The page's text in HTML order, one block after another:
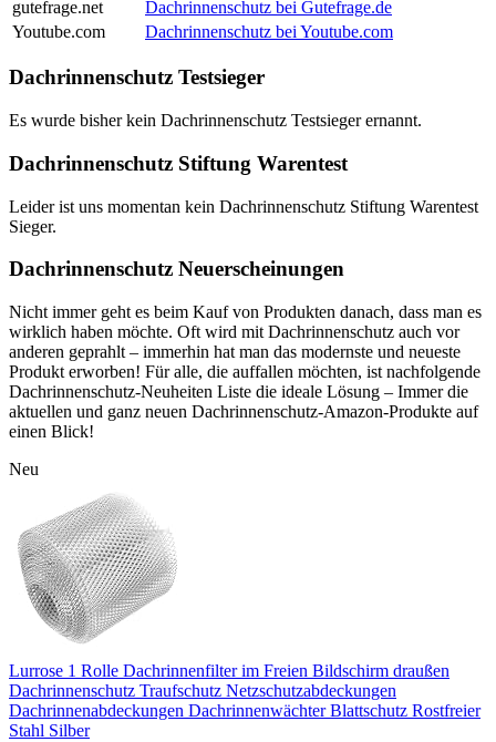
gutefrage.net
Dachrinnenschutz bei Gutefrage.de
Youtube.com
Dachrinnenschutz bei Youtube.com
Dachrinnenschutz Testsieger
Es wurde bisher kein Dachrinnenschutz Testsieger ernannt.
Dachrinnenschutz Stiftung Warentest
Leider ist uns momentan kein Dachrinnenschutz Stiftung Warentest
Sieger.
Dachrinnenschutz Neuerscheinungen
Nicht immer geht es beim Kauf von Produkten danach, dass man es
wirklich haben möchte. Oft wird mit Dachrinnenschutz auch vor
anderen geprahlt – immerhin hat man das modernste und neueste
Produkt erworben! Für alle, die auffallen möchten, ist nachfolgende
Dachrinnenschutz-Neuheiten Liste die ideale Lösung – Immer die
aktuellen und ganz neuen Dachrinnenschutz-Amazon-Produkte auf
einen Blick!
Neu
Lurrose 1 Rolle Dachrinnenfilter im Freien Bildschirm draußen
Dachrinnenschutz Traufschutz Netzschutzabdeckungen
Dachrinnenabdeckungen Dachrinnenwächter Blattschutz Rostfreier
Stahl Silber